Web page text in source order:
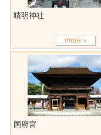
晴明神社
more »
国府宮